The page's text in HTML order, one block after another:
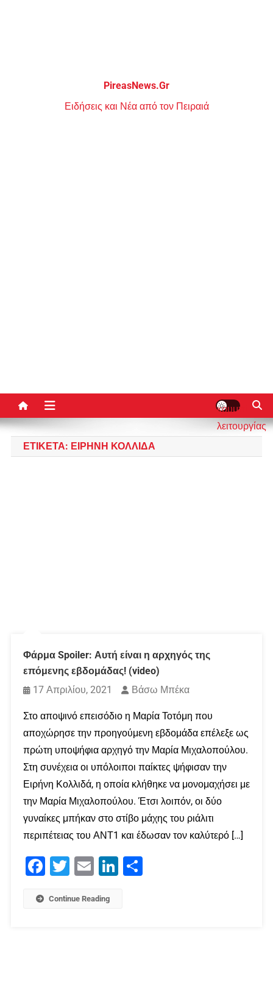
PireasNews.Gr
Ειδήσεις και Νέα από τον Πειραιά
κουμπί
λειτουργίας
ΕΤΙΚΈΤΑ: ΕΙΡΉΝΗ ΚΟΛΛΙΔΆ
Φάρμα Spoiler: Αυτή είναι η αρχηγός της
επόμενης εβδομάδας! (video)
17 Απριλίου, 2021
Βάσω Μπέκα
Στο αποψινό επεισόδιο η Μαρία Τοτόμη που
αποχώρησε την προηγούμενη εβδομάδα επέλεξε ως
πρώτη υποψήφια αρχηγό την Μαρία Μιχαλοπούλου.
Στη συνέχεια οι υπόλοιποι παίκτες ψήφισαν την
Ειρήνη Κολλιδά, η οποία κλήθηκε να μονομαχήσει με
την Μαρία Μιχαλοπούλου. Έτσι λοιπόν, οι δύο
γυναίκες μπήκαν στο στίβο μάχης του ριάλιτι
περιπέτειας του ΑΝΤ1 και έδωσαν τον καλύτερό […]
Facebook
Twitter Email LinkedIn
Continue Reading